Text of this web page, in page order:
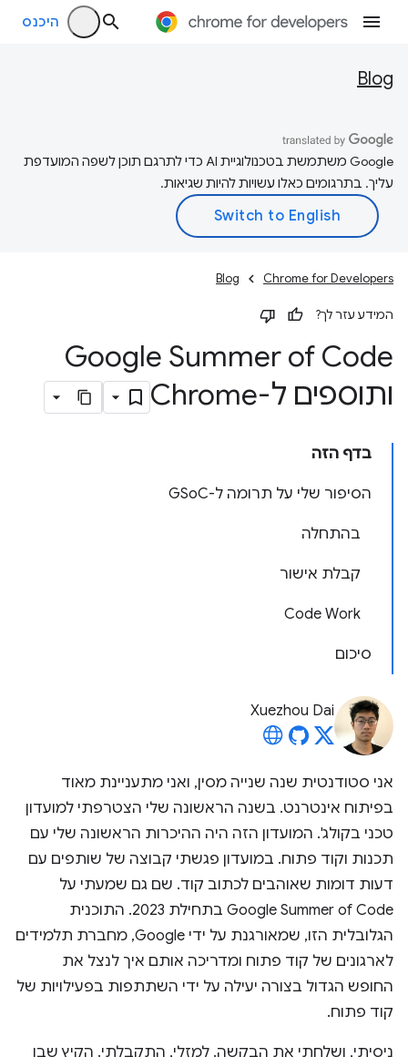
היכנס
Blog
‫Google משתמשת בטכנולוגיית AI כדי לתרגם תוכן לשפה המועדפת
עליך. בתרגומים כאלו עשויות להיות שגיאות.
Chrome for Developers
Blog
המידע עזר לך?
Google Summer of Code
ותוספים ל-Chrome
בדף הזה
הסיפור שלי על תרומה ל-GSoC
בהתחלה
קבלת אישור
Code Work
סיכום
Xuezhou Dai
אני סטודנטית שנה שנייה מסין, ואני מתעניינת מאוד
בפיתוח אינטרנט. בשנה הראשונה שלי הצטרפתי למועדון
טכני בקולג'. המועדון הזה היה ההיכרות הראשונה שלי עם
תכנות וקוד פתוח. במועדון פגשתי קבוצה של שותפים עם
דעות דומות שאוהבים לכתוב קוד. שם גם שמעתי על
Google Summer of Code בתחילת 2023. התוכנית
הגלובלית הזו, שמאורגנת על ידי Google, מחברת תלמידים
לארגונים של קוד פתוח ומדריכה אותם איך לנצל את
החופש הגדול בצורה יעילה על ידי השתתפות בפעילויות של
קוד פתוח.
ניסיתי, ושלחתי את הבקשה. למזלי, התקבלתי. הקיץ שבו